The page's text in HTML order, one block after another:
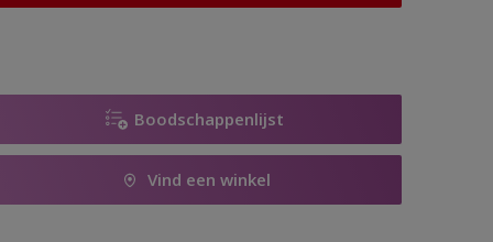
Boodschappenlijst
Vind een winkel